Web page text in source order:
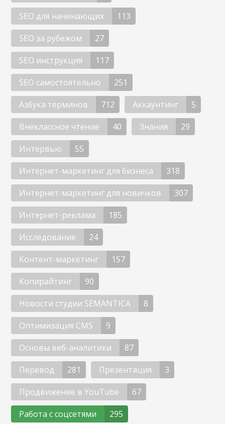
SEO для начинающих
113
SEO за рубежом
27
SEO инструкция
117
SEO самостоятельно
251
Азбука терминов
712 Аккаунтинг
5
Внеклассное чтение
40 Знания
29
Интервью
55
Интернет-маркетинг для бизнеса
318
Интернет-маркетинг для новичков
307
Интернет-реклама
185
Исследование
24
Контент-маркетинг
157
Копирайтинг
90
Новости студии SEMANTICA
8
Оптимизация CMS
9
Основы веб-аналитики
87
Перевод
281 Презентация
3
Продвижение в YouTube
67
Работа с соцсетями
295